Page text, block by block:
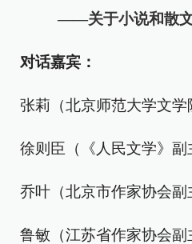
——关于小说和散
对话嘉宾：
张莉（北京师范大学文学
徐则臣（《人民文学》副
乔叶（北京市作家协会副
鲁敏（江苏省作家协会副